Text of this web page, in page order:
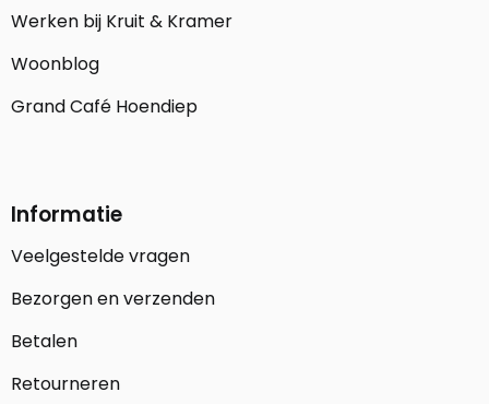
Werken bij Kruit & Kramer
Woonblog
Grand Café Hoendiep
Informatie
Veelgestelde vragen
Bezorgen en verzenden
Betalen
Retourneren